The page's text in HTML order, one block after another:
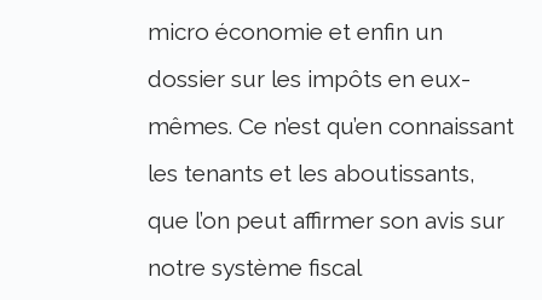
micro économie et enfin un
dossier sur les impôts en eux-
mêmes. Ce n’est qu’en connaissant
les tenants et les aboutissants,
que l’on peut affirmer son avis sur
notre système fiscal